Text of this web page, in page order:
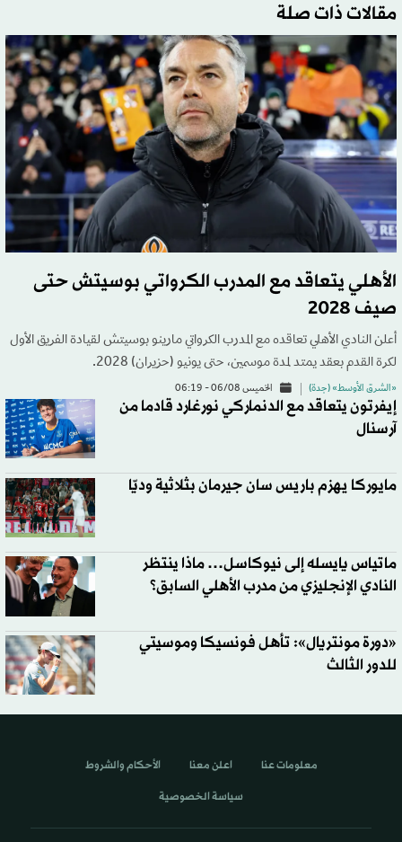
مقالات ذات صلة
الأهلي يتعاقد مع المدرب الكرواتي بوسيتش حتى
صيف 2028
أعلن النادي الأهلي تعاقده مع المدرب الكرواتي مارينو بوسيتش لقيادة الفريق الأول
لكرة القدم بعقد يمتد لمدة موسمين، حتى يونيو (حزيران) 2028.
«الشرق الأوسط» (جدة) الخميس 06/08 - 06:19
إيفرتون يتعاقد مع الدنماركي نورغارد قادما من
آرسنال
مايوركا يهزم باريس سان جيرمان بثلاثية وديّا
ماتياس يايسله إلى نيوكاسل… ماذا ينتظر
النادي الإنجليزي من مدرب الأهلي السابق؟
«دورة مونتريال»: تأهل فونسيكا وموسيتي
للدور الثالث
معلومات عنا اعلن معنا الأحكام والشروط
سياسة الخصوصية